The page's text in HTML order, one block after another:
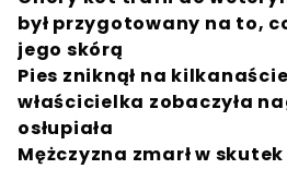
był przygotowany na to,
jego skórą
Pies zniknął na
właścicielka zobaczyła
osłupiała
Mężczyzna zmarł w